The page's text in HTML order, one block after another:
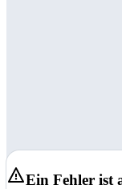
Ein Fehler ist